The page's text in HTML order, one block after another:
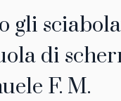
gli
di
F. M.